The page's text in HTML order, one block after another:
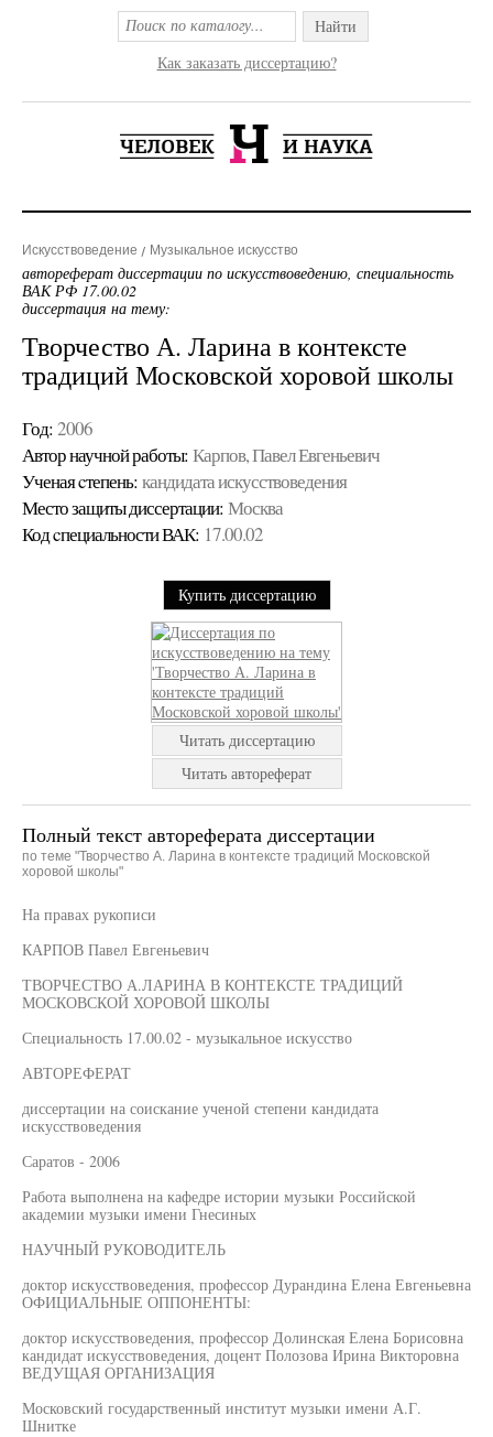
Найти
Как заказать диссертацию?
Искусствоведение Музыкальное искусство
автореферат диссертации по искусствоведению, специальность
ВАК РФ 17.00.02
диссертация на тему:
Творчество А. Ларина в контексте
традиций Московской хоровой школы
Год: 2006
Автор научной работы: Карпов, Павел Евгеньевич
Ученая cтепень: кандидата искусствоведения
Место защиты диссертации: Москва
Код cпециальности ВАК: 17.00.02
Купить диссертацию
Читать диссертацию
Читать автореферат
Полный текст автореферата диссертации
по теме "Творчество А. Ларина в контексте традиций Московской
хоровой школы"
На правах рукописи
КАРПОВ Павел Евгеньевич
ТВОРЧЕСТВО А.ЛАРИНА В КОНТЕКСТЕ ТРАДИЦИЙ
МОСКОВСКОЙ ХОРОВОЙ ШКОЛЫ
Специальность 17.00.02 - музыкальное искусство
АВТОРЕФЕРАТ
диссертации на соискание ученой степени кандидата
искусствоведения
Саратов - 2006
Работа выполнена на кафедре истории музыки Российской
академии музыки имени Гнесиных
НАУЧНЫЙ РУКОВОДИТЕЛЬ
доктор искусствоведения, профессор Дурандина Елена Евгеньевна
ОФИЦИАЛЬНЫЕ ОППОНЕНТЫ:
доктор искусствоведения, профессор Долинская Елена Борисовна
кандидат искусствоведения, доцент Полозова Ирина Викторовна
ВЕДУЩАЯ ОРГАНИЗАЦИЯ
Московский государственный институт музыки имени А.Г.
Шнитке